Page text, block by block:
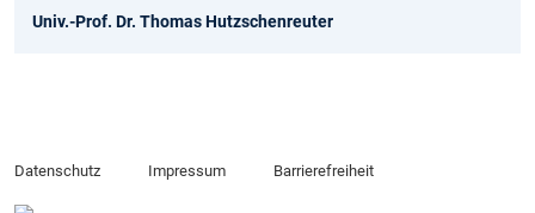
Univ.-Prof. Dr. Thomas Hutzschenreuter
Datenschutz Impressum Barrierefreiheit